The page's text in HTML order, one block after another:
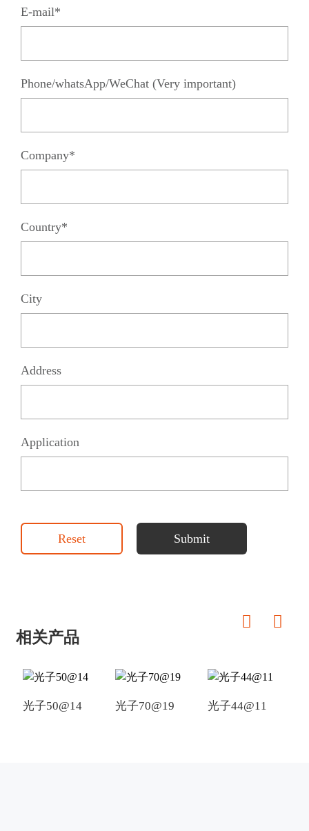
E-mail*
Phone/whatsApp/WeChat (Very important)
Company*
Country*
City
Address
Application
Reset Submit
相关产品
光子50@14 光子70@19 光子44@11